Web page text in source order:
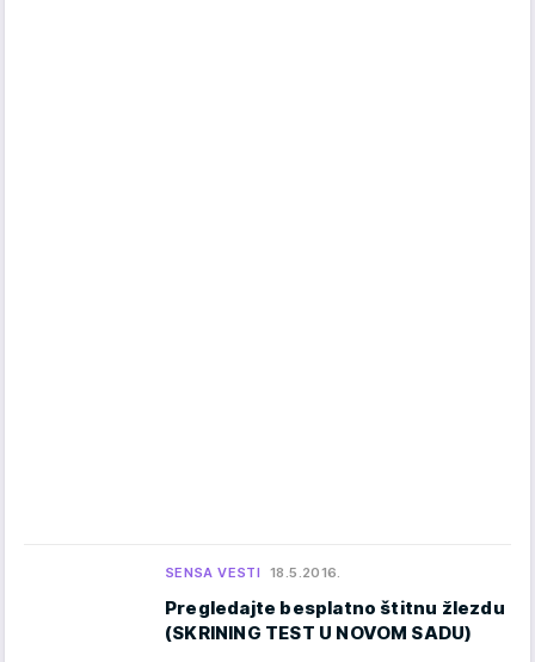
SENSA VESTI 18.5.2016.
Pregledajte besplatno štitnu žlezdu
(SKRINING TEST U NOVOM SADU)